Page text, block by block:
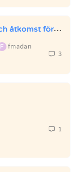
kontroll i frontend-uppladdning och åtkomst för droppics integrerade med JCE
F fmadan
3
1